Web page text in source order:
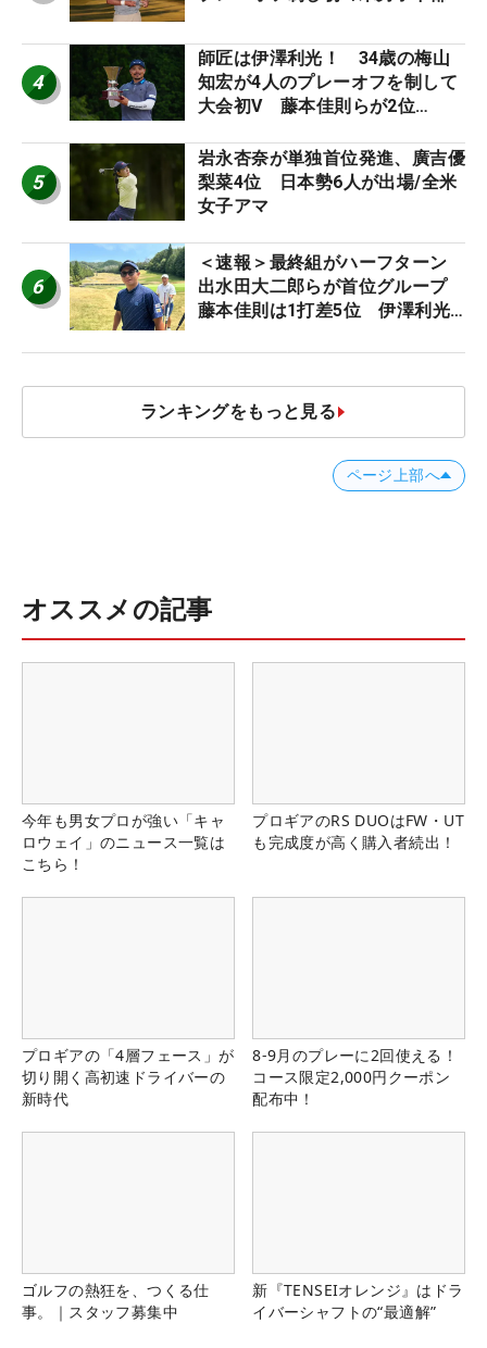
4
師匠は伊澤利光！ 34歳の梅山
知宏が4人のプレーオフを制して
大会初V 藤本佳則らが2位
5
岩永杏奈が単独首位発進、廣吉優
梨菜4位 日本勢6人が出場/全米
女子アマ
6
＜速報＞最終組がハーフターン
出水田大二郎らが首位グループ
藤本佳則は1打差5位 伊澤利光
JOYX OPEN】
ランキングをもっと見る
ページ上部へ
オススメの記事
今年も男女プロが強い「キャ
ロウェイ」のニュース一覧は
こちら！
プロギアのRS DUOはFW・UT
も完成度が高く購入者続出！
プロギアの「4層フェース」が
切り開く高初速ドライバーの
新時代
8-9月のプレーに2回使える！
コース限定2,000円クーポン
配布中！
ゴルフの熱狂を、つくる仕
事。｜スタッフ募集中
新『TENSEIオレンジ』はドラ
イバーシャフトの“最適解”